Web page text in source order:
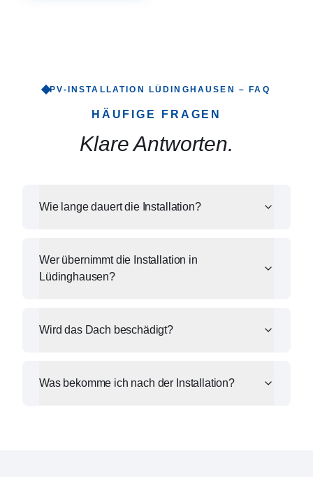
PV-INSTALLATION LÜDINGHAUSEN – FAQ
HÄUFIGE FRAGEN
Klare Antworten.
Wie lange dauert die Installation?
Wer übernimmt die Installation in
Lüdinghausen?
Wird das Dach beschädigt?
Was bekomme ich nach der Installation?